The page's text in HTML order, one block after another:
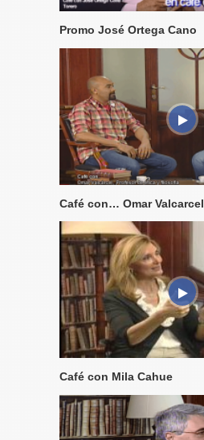
Promo José Ortega Cano
Café con… Omar Valcarcel
Café con Mila Cahue